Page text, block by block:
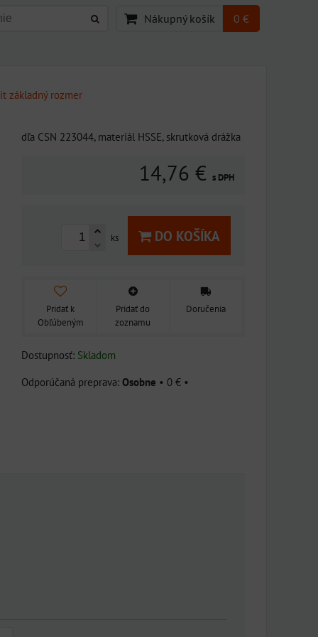
Nákupný košík 0 €
základný rozmer
dľa CSN 223044, materiál HSSE, skrutková drážka
14,76 € s DPH
ks DO KOŠÍKA
Pridať k
Obľúbeným
Pridať do
zoznamu
Doručenia
Dostupnosť: Skladom
Osobne • 0 € •